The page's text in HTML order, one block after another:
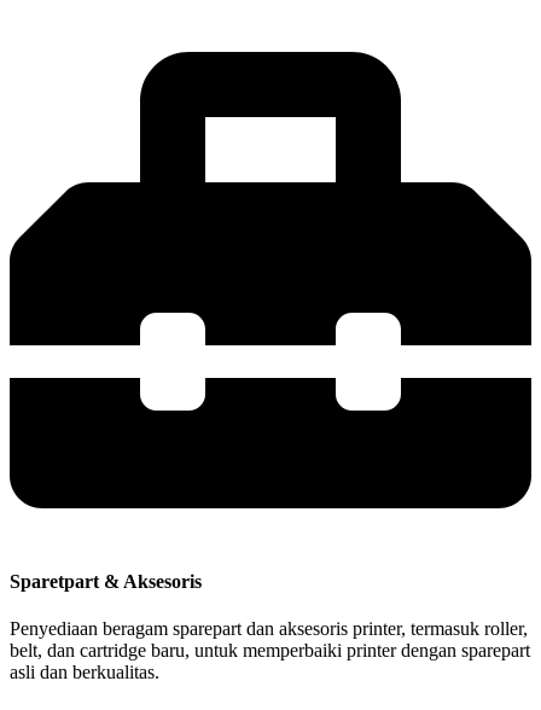
Sparetpart & Aksesoris
Penyediaan beragam sparepart dan aksesoris printer, termasuk roller,
belt, dan cartridge baru, untuk memperbaiki printer dengan sparepart
asli dan berkualitas.